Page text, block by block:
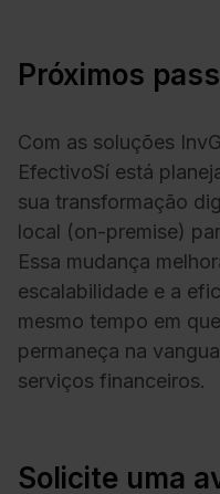
Próximos
Com as soluções
EfectivoSí está
sua transformação
local (on-premise)
Essa mudança
escalabilidade e a
mesmo tempo em
permaneça na
serviços financeiros.
Solicite uma